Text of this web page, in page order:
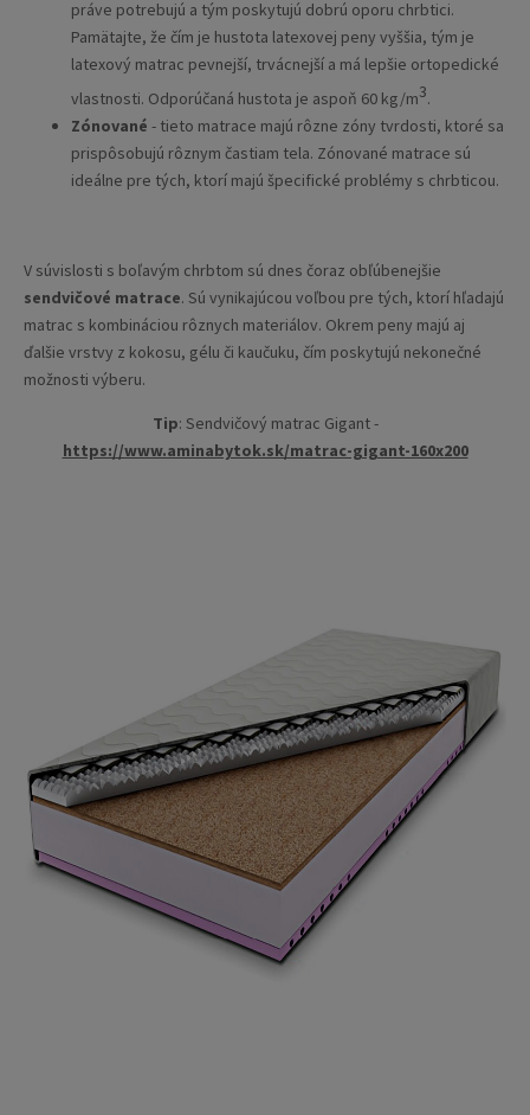
práve potrebujú a tým poskytujú dobrú oporu chrbtici.
Pamätajte, že čím je hustota latexovej peny vyššia, tým je
latexový matrac pevnejší, trvácnejší a má lepšie ortopedické
vlastnosti. Odporúčaná hustota je aspoň 60 kg/m3.
Zónované - tieto matrace majú rôzne zóny tvrdosti, ktoré sa
prispôsobujú rôznym častiam tela. Zónované matrace sú
ideálne pre tých, ktorí majú špecifické problémy s chrbticou.
V súvislosti s boľavým chrbtom sú dnes čoraz obľúbenejšie
sendvičové matrace. Sú vynikajúcou voľbou pre tých, ktorí hľadajú
matrac s kombináciou rôznych materiálov. Okrem peny majú aj
ďalšie vrstvy z kokosu, gélu či kaučuku, čím poskytujú nekonečné
možnosti výberu.
Tip: Sendvičový matrac Gigant -
https://www.aminabytok.sk/matrac-gigant-160x200